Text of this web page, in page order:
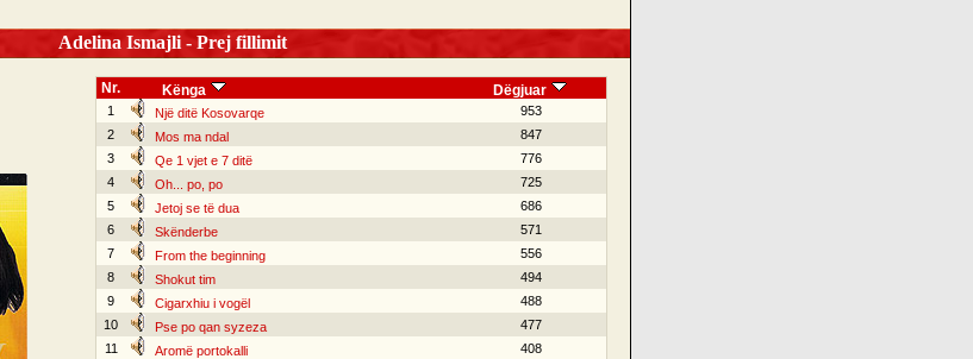
Adelina Ismajli - Prej fillimit
Nr. Kënga Dëgjuar
1 Një ditë Kosovarqe
953
2
Mos ma ndal
847
3
Qe 1 vjet e 7 ditë
776
4
Oh... po, po
725
5
Jetoj se të dua
686
6
Skënderbe
571
7
From the beginning
556
8
Shokut tim
494
9
Cigarxhiu i vogël
488
10
Pse po qan syzeza
477
11
Aromë portokalli
408